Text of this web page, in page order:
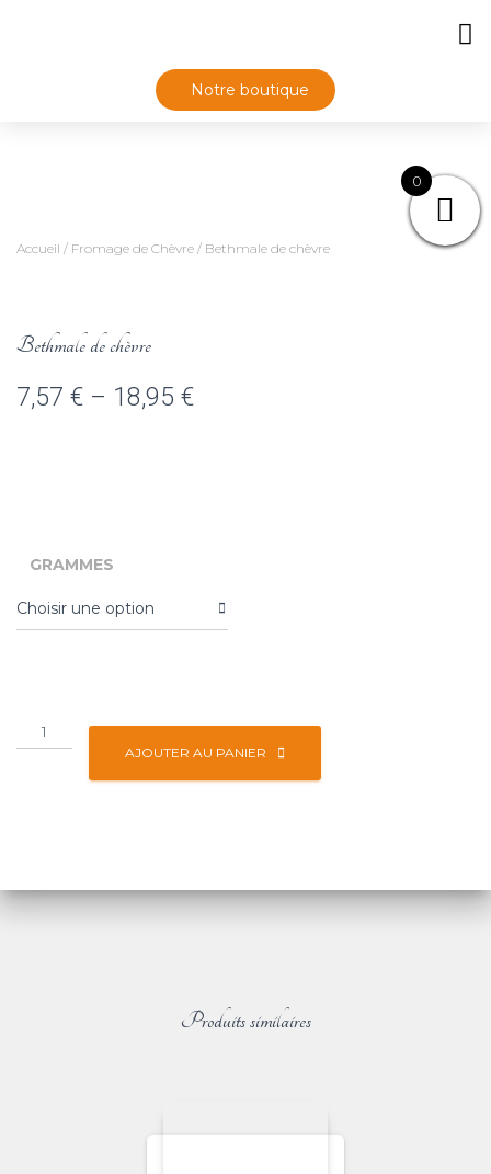
Notre boutique
Accueil / Fromage de Chèvre / Bethmale de chèvre
Bethmale de chèvre
7,57 € – 18,95 €
GRAMMES
AJOUTER AU PANIER
Produits similaires
0